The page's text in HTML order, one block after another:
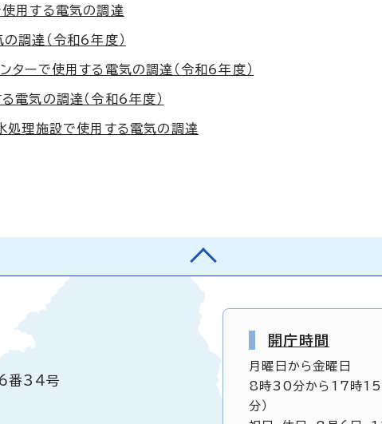
使用する電気の調達
調達（令和6年度）
ターで使用する電気の調達（令和6年度）
電気の調達（令和6年度）
処理施設で使用する電気の調達
6番34号
開庁時間
月曜日から金曜日
8時30分から17時15
分）